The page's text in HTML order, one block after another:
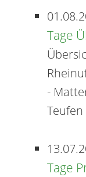
Tage
-
Teufen
Tage